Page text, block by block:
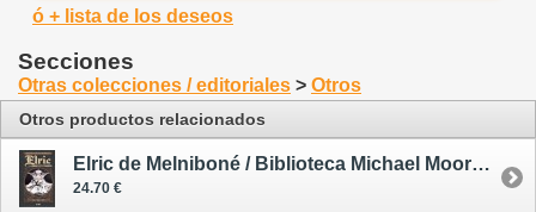
ó + lista de los deseos
Secciones
Otras colecciones / editoriales > Otros
Otros productos relacionados
Elric de Melniboné / Biblioteca Michael Moorcock 1 - cómic
24.70 €